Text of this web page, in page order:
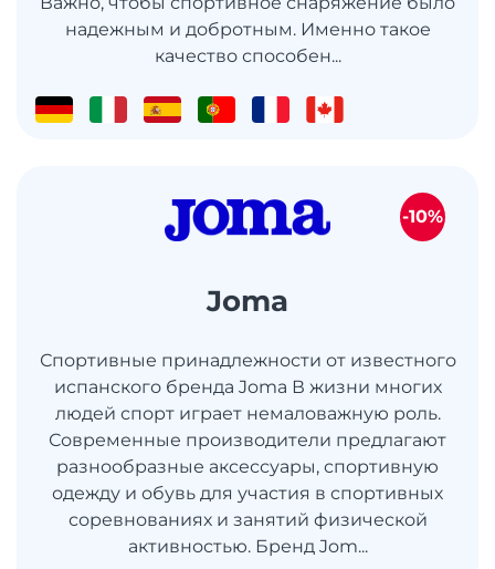
надежным и добротным. Именно такое
качество способен...
Joma
Спортивные принадлежности от известного
испанского бренда Joma В жизни многих
людей спорт играет немаловажную роль.
Современные производители предлагают
разнообразные аксессуары, спортивную
одежду и обувь для участия в спортивных
соревнованиях и занятий физической
активностью. Бренд Jom...
-10%